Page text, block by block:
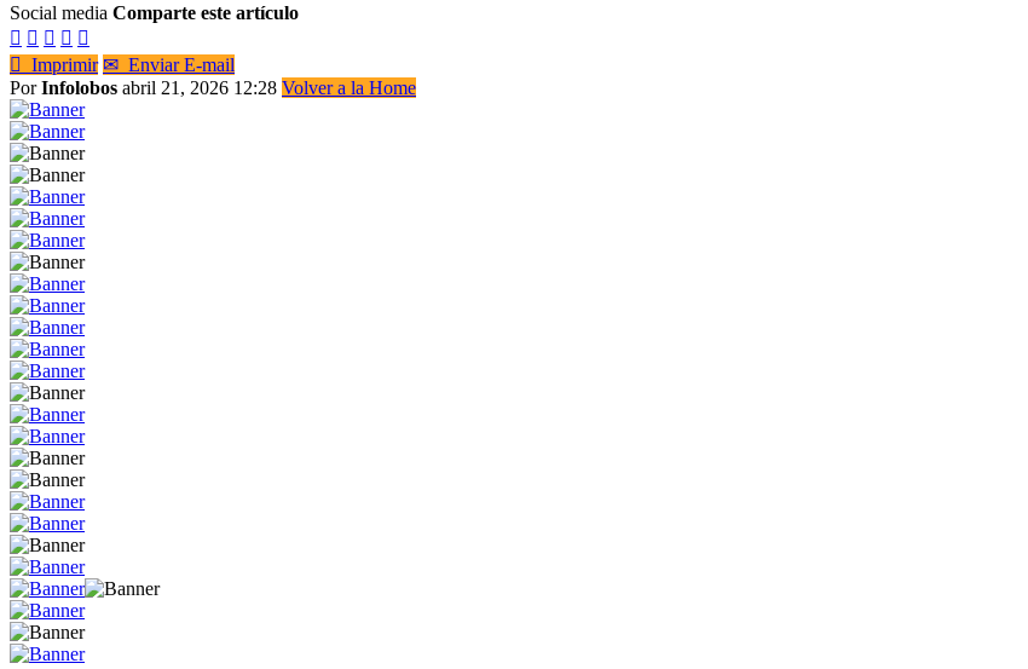
Social media Comparte este artículo
    
 Imprimir ✉ Enviar E-mail
PorInfolobos abril 21, 2026 12:28 Volver a la Home